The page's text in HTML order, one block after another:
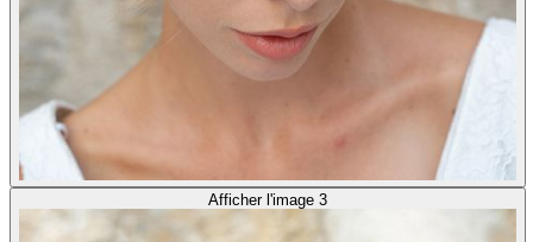
Afficher l'image 3